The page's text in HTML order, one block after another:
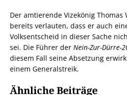
Der amtierende Vizekönig
bereits verlauten, dass er auch
Volksentscheid in dieser Sache
sei. Die Führer der Nein-Zur-Dürre-
diesem Fall seine Absetzung
einem Generalstreik.
Ähnliche Beiträge